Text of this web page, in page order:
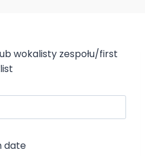
wokalisty zespołu/first
date